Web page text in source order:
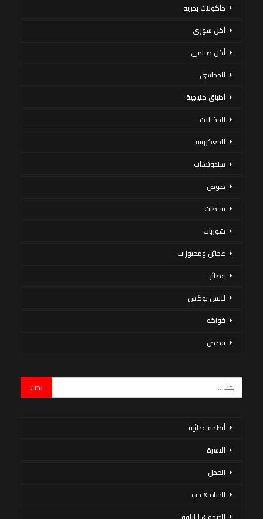
مأكولات بحرية
أكل سورى
أكل صيامي
المحاشي
أطباق خليجية
المخللات
المعكرونة
سندوتشات
صوص
سلطات
شوربات
عجائن ومخبوزات
عصائر
لانش بوكس
فواكه
قصص
أنظمة غذائية
الاسرة
الحمل
الحياة & حب